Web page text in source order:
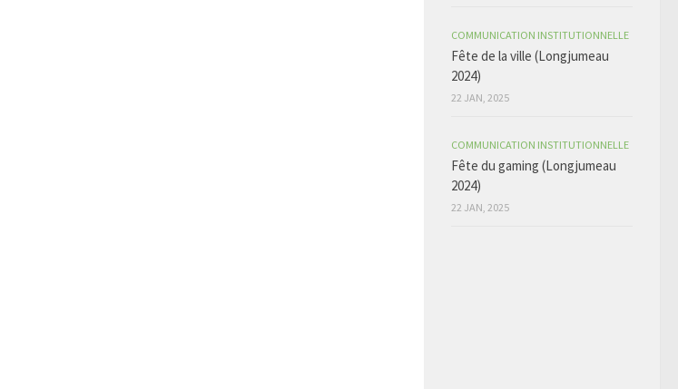
COMMUNICATION INSTITUTIONNELLE
Fête de la ville (Longjumeau
2024)
22 JAN, 2025
COMMUNICATION INSTITUTIONNELLE
Fête du gaming (Longjumeau
2024)
22 JAN, 2025